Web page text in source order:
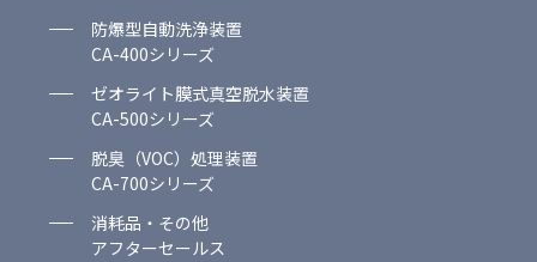
防爆型自動洗浄装置
CA-400シリーズ
ゼオライト膜式真空脱水装置
CA-500シリーズ
脱臭（VOC）処理装置
CA-700シリーズ
消耗品・その他
アフターセールス